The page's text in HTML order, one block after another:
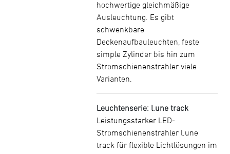
hochwertige gleichmäßige
Ausleuchtung. Es gibt
schwenkbare
Deckenaufbauleuchten, feste
simple Zylinder bis hin zum
Stromschienenstrahler viele
Varianten.
Leuchtenserie: l.une track
Leistungsstarker LED-
Stromschienenstrahler l.une
track für flexible Lichtlösungen im